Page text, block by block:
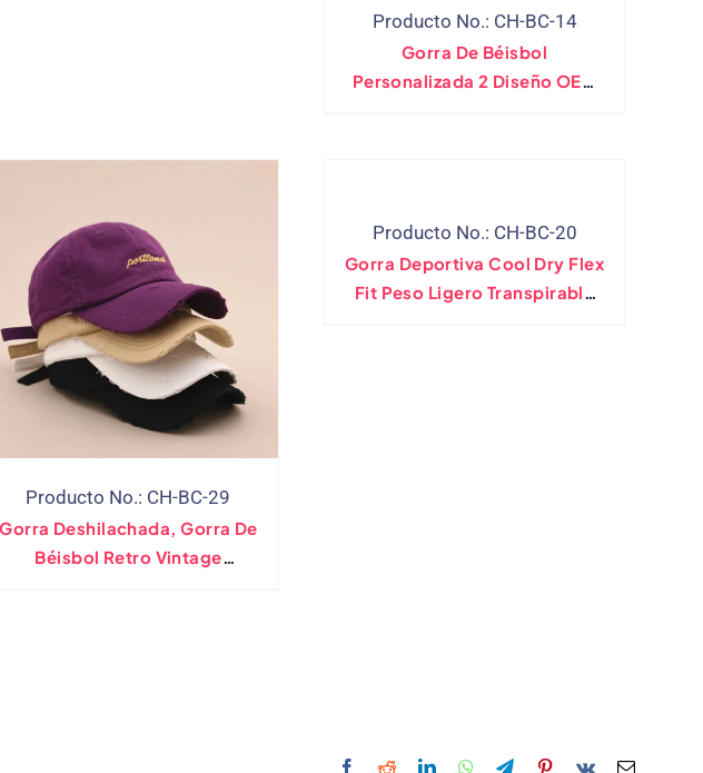
Producto No.: CH-BC-14
Gorra De Béisbol
Personalizada 2 Diseño OEM
Producto No.: CH-BC-29
Gorra Deshilachada, Gorra De
Béisbol Retro Vintage
Producto No.: CH-BC-20
Gorra Deportiva Cool Dry Flex
Fit Peso Ligero Transpirable